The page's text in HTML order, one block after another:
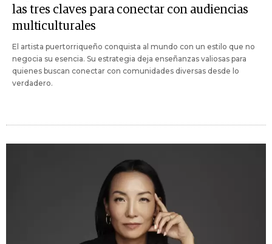
las tres claves para conectar con audiencias
multiculturales
El artista puertorriqueño conquista al mundo con un estilo que no
negocia su esencia. Su estrategia deja enseñanzas valiosas para
quienes buscan conectar con comunidades diversas desde lo
verdadero.